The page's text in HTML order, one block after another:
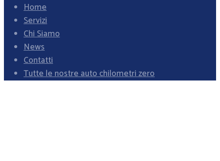
Home
Servizi
Chi Siamo
News
Contatti
Tutte le nostre auto chilometri zero